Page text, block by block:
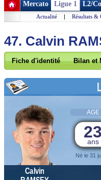
Mercato Ligue 1 L2/
Actualité | Résultats &
47. Calvin
Fiche d'identité Bilan et
AGE
23
ans
Né le 31
Calvin